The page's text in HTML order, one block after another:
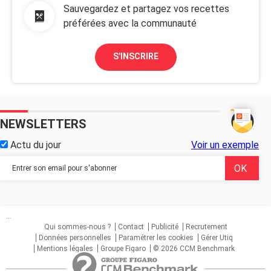
de doute, c’est lui et personne d’autre.
enfin voilà je me pose énormément de questions et je ne
sais pas dans quel position me mettre. Est ce que
j’abandonne et le laisse avec cette nouvelle fille ou est
ce que justement j’abandonne pas et essaye de parler
cette fille ?
merci en tout cas si vous avez lu jusque là et si vous me
répondez ????
Sauvegardez et partagez vos recettes
préférées avec la communauté
S'INSCRIRE
NEWSLETTERS
Actu du jour Voir un exemple
...
Qui sommes-nous ?
Contact Publicité
Recrutement
Données personnelles
Paramétrer les cookies
Gérer Utiq
Mentions légales
Groupe Figaro © 2026 CCM Benchmark